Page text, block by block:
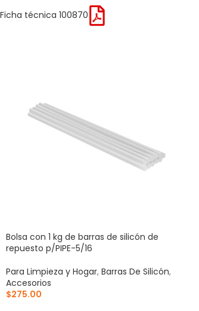
Ficha técnica 100870
Bolsa con 1 kg de barras de silicón de
repuesto p/PIPE-5/16
Para Limpieza y Hogar, Barras De Silicón,
Accesorios
$275.00